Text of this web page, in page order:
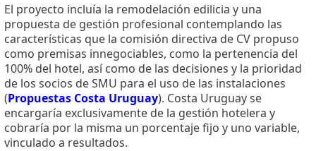
El proyecto incluía la remodelación edilicia y una
propuesta de gestión profesional contemplando las
características que la comisión directiva de CV propuso
como premisas innegociables, como la pertenencia del
100% del hotel, así como de las decisiones y la prioridad
de los socios de SMU para el uso de las instalaciones
(Propuestas Costa Uruguay). Costa Uruguay se
encargaría exclusivamente de la gestión hotelera y
cobraría por la misma un porcentaje fijo y uno variable,
vinculado a resultados.